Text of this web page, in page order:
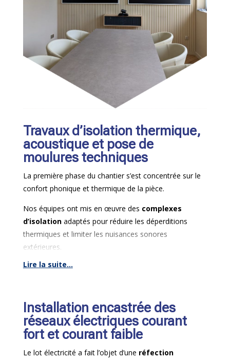
Travaux d’isolation thermique,
acoustique et pose de
moulures techniques
La première phase du chantier s’est concentrée sur le
confort phonique et thermique de la pièce.
Nos équipes ont mis en œuvre des complexes
d’isolationadaptés pour réduire les déperditions
thermiques et limiter les nuisances sonores
extérieures.
Pour compléter ce traitement, des
volumes et de corriger la réverbération sonore à
l’intérieur du bureau.
Lire la suite...
Installation encastrée des
réseaux électriques courant
fort et courant faible
Le lot électricité a fait l’objet d’une réfection